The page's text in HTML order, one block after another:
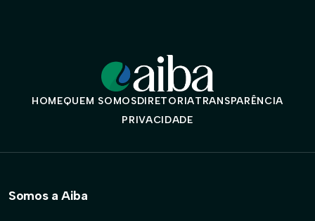
HOMEQUEM SOMOSDIRETORIATRANSPARÊNCIA
PRIVACIDADE
Somos a Aiba